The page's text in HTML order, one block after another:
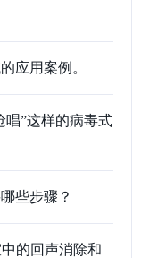
应用案例。
唱”这样的病毒式
些步骤？
的回声消除和